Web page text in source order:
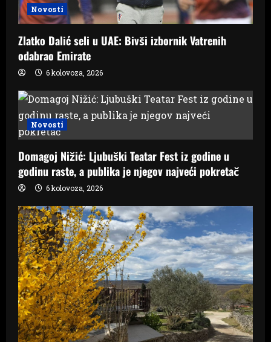
Novosti
Zlatko Dalić seli u UAE: Bivši izbornik Vatrenih
odabrao Emirate
6 kolovoza, 2026
Novosti
Domagoj Nižić: Ljubuški Teatar Fest iz godine u
godinu raste, a publika je njegov najveći pokretač
6 kolovoza, 2026